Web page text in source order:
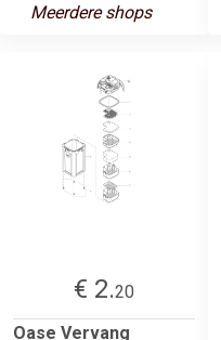
Meerdere shops
€ 2.20
Oase Vervang